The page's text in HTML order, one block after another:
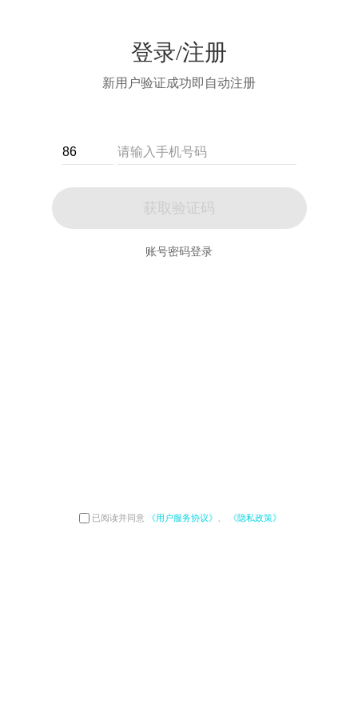
登录/注册
新用户验证成功即自动注册
获取验证码
账号密码登录
已阅读并同意 《用户服务协议》 《隐私政策》